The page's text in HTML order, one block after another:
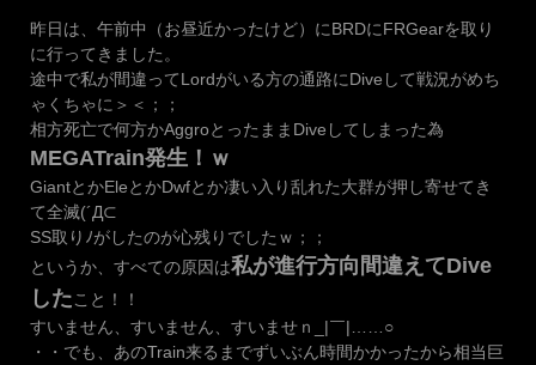
昨日は、午前中（お昼近かったけど）にBRDにFRGearを取り
に行ってきました。
途中で私が間違ってLordがいる方の通路にDiveして戦況がめち
ゃくちゃに＞＜；；
相方死亡で何方かAggroとったままDiveしてしまった為
MEGATrain発生！ｗ
GiantとかEleとかDwfとか凄い入り乱れた大群が押し寄せてき
て全滅(´Д⊂
SS取りﾉがしたのが心残りでしたｗ；；
というか、すべての原因は私が進行方向間違えてDive
したこと！！
すいません、すいません、すいませｎ_|￣|……○
・・でも、あのTrain来るまでずいぶん時間かかったから相当巨